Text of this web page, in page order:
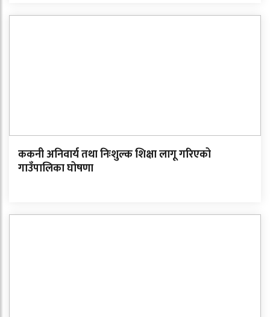
ककनी अनिवार्य तथा निःशुल्क शिक्षा लागू गरिएको
गाउँपालिका घोषणा